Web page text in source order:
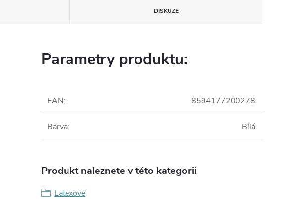
DISKUZE
Parametry produktu:
EAN: 8594177200278
Barva: Bílá
Produkt naleznete v této kategorii
Latexové